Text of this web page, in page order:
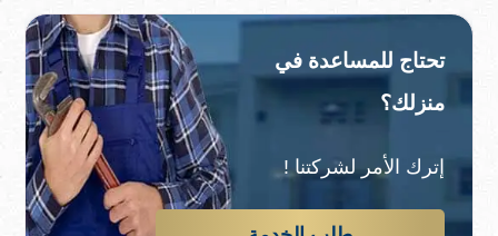
تحتاج للمساعدة في
منزلك؟
إترك الأمر لشركتنا !